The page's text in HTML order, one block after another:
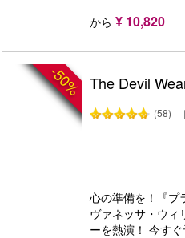
から ¥ 10,820
-50% The Devil
(58)
心の準備を！『プ
ヴァネッサ・ウィ
ーを熱演！ 今す